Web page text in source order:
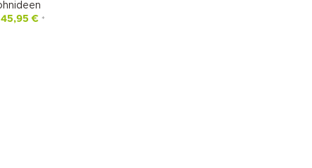
45,95€ *